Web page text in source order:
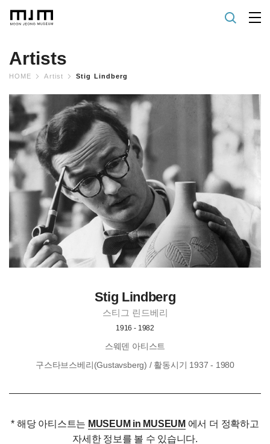
Artists
HOME Artist Stig Lindberg
Stig Lindberg
스티그 린드베리
1916 - 1982
스웨덴 아티스트
구스타브스베리(Gustavsberg) / 활동시기 1937 - 1980
* 해당 아티스트는 MUSEUM in MUSEUM 에서 더 정확하고
자세한 정보를 볼 수 있습니다.